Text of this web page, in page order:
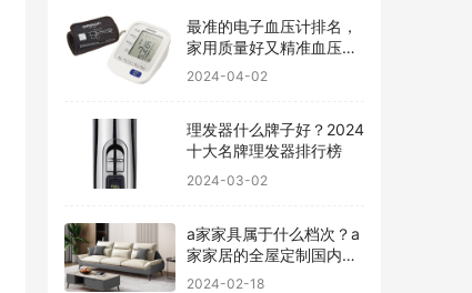
最准的电子血压计排名，
家用质量好又精准血压计
品牌前十
2024-04-02
理发器什么牌子好？2024
十大名牌理发器排行榜
2024-03-02
a家家具属于什么档次？a
家家居的全屋定制国内排
行
2024-02-18